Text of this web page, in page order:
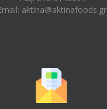
aktina@aktinafoods.gr